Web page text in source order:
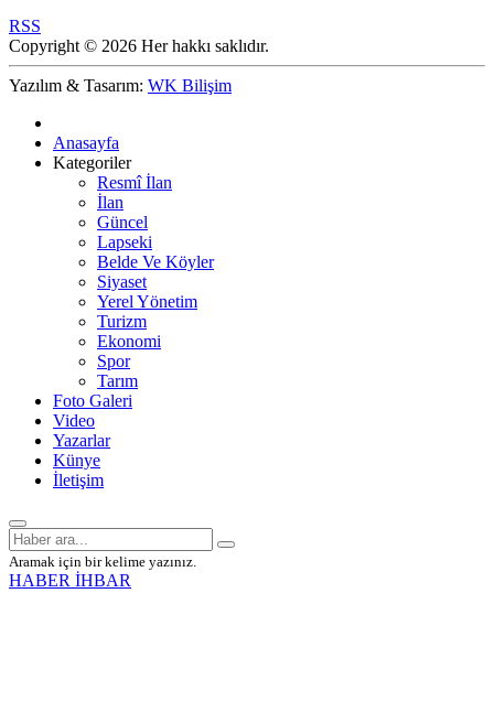
RSS
Copyright © 2026 Her hakkı saklıdır.
Yazılım & Tasarım: WK Bilişim
Anasayfa
Kategoriler
Resmî İlan
İlan
Güncel
Lapseki
Belde Ve Köyler
Siyaset
Yerel Yönetim
Turizm
Ekonomi
Spor
Tarım
Foto Galeri
Video
Yazarlar
Künye
İletişim
Aramak için bir kelime yazınız.
HABER İHBAR